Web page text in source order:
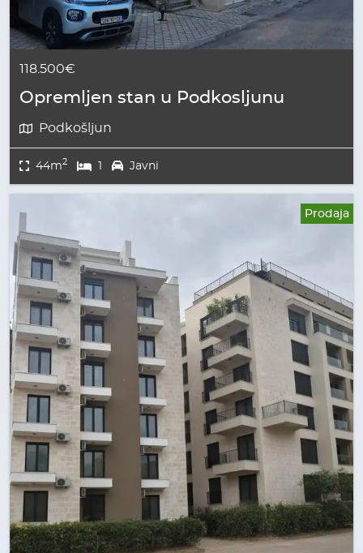
118.500€
Opremljen stan u Podkosljunu
Podkošljun
44m2 1 Javni
Prodaja